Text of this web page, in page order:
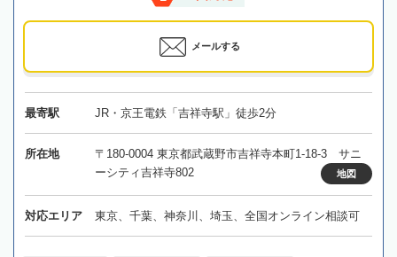
メールする
最寄駅 JR・京王電鉄「吉祥寺駅」徒歩2分
所在地
〒180-0004 東京都武蔵野市吉祥寺本町1-18-3 サニ
ーシティ吉祥寺802
地図
対応エリア 東京、千葉、神奈川、埼玉、全国オンライン相談可